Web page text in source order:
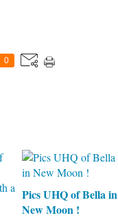
0
Pics UHQ of Bella in
New Moon !